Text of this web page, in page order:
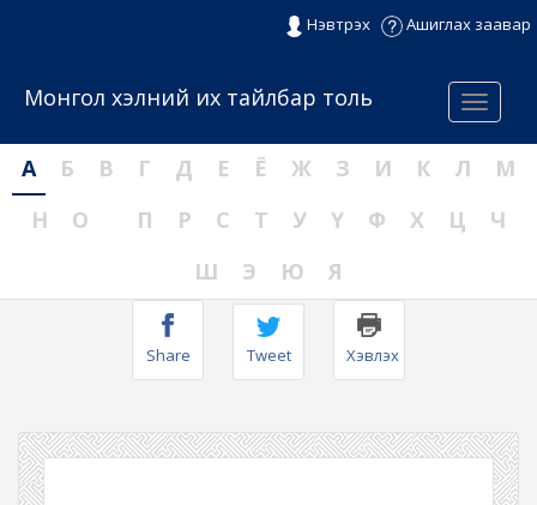
Нэвтрэх Ашиглах заавар
Menu
Монгол хэлний их тайлбар толь
А Б В Г Д Е Ё Ж З И К Л
М
Н
О П Р С Т У Ү Ф Х Ц
Ч
Ш
Э Ю Я
Share Tweet Хэвлэх